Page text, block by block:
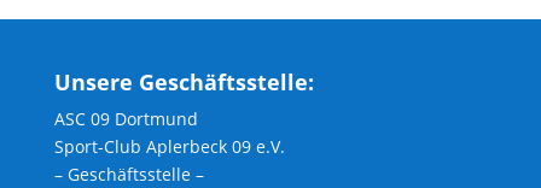
Unsere Geschäftsstelle:
ASC 09 Dortmund
Sport-Club Aplerbeck 09 e.V.
– Geschäftsstelle –